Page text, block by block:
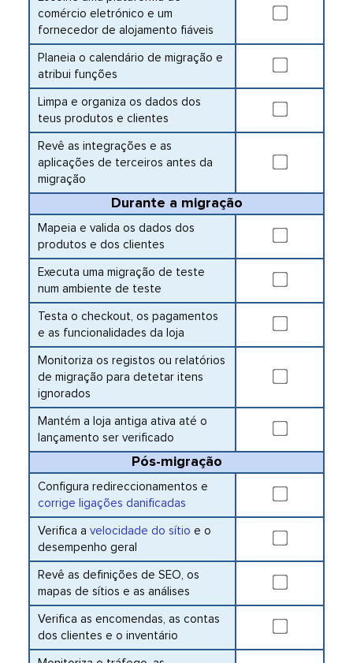
comércio eletrónico e um
fornecedor de alojamento fiáveis
Planeia o calendário de migração e
atribui funções
Limpa e organiza os dados dos
teus produtos e clientes
Revê as integrações e as
aplicações de terceiros antes da
migração
Durante a migração
Mapeia e valida os dados dos
produtos e dos clientes
Executa uma migração de teste
num ambiente de teste
Testa o checkout, os pagamentos
e as funcionalidades da loja
Monitoriza os registos ou relatórios
de migração para detetar itens
ignorados
Mantém a loja antiga ativa até o
lançamento ser verificado
Pós-migração
Configura redireccionamentos e
corrige ligações danificadas
Verifica a velocidade do sítio e o
desempenho geral
Revê as definições de SEO, os
mapas de sítios e as análises
Verifica as encomendas, as contas
dos clientes e o inventário